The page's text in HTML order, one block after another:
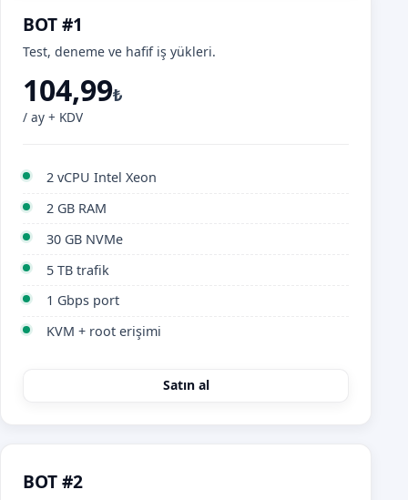
BOT #1
Test, deneme ve hafif iş yükleri.
104,99₺
/ ay + KDV
2 vCPU Intel Xeon
2 GB RAM
30 GB NVMe
5 TB trafik
1 Gbps port
KVM + root erişimi
Satın al
BOT #2